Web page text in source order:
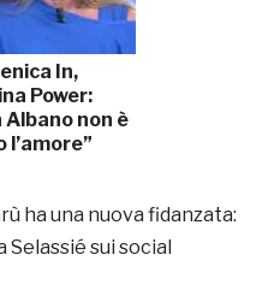
In,
Power:
Albano non è
l’amore”
ha una nuova fidanzata:
sui social